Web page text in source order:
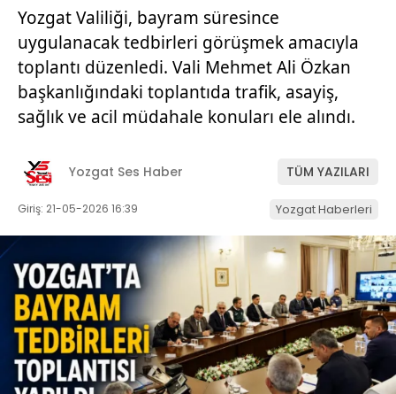
Yozgat Valiliği, bayram süresince
uygulanacak tedbirleri görüşmek amacıyla
toplantı düzenledi. Vali Mehmet Ali Özkan
başkanlığındaki toplantıda trafik, asayiş,
sağlık ve acil müdahale konuları ele alındı.
Yozgat Ses Haber TÜM YAZILARI
Giriş: 21-05-2026 16:39 Yozgat Haberleri